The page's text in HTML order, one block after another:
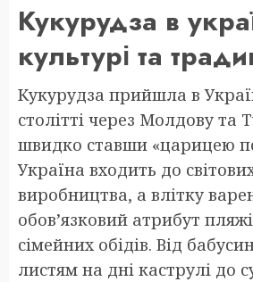
Кукурудза в
культурі та
Кукурудза прийшла в
столітті через Молдову та
швидко ставши «царицею
Україна входить до світових
виробництва, а влітку
обов’язковий атрибут
сімейних обідів. Від
листям на дні каструлі до